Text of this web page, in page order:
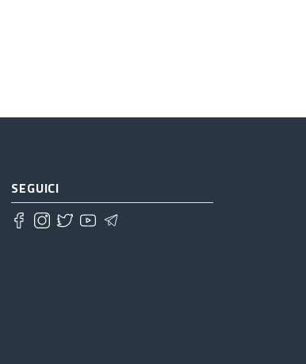
SEGUICI